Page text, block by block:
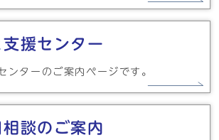
援センター
ンターのご案内ページです。
談のご案内